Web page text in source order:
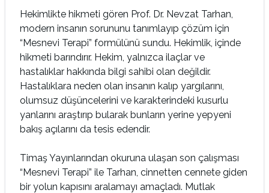
Hekimlikte hikmeti gören Prof. Dr. Nevzat Tarhan,
modern insanın sorununu tanımlayıp çözüm için
“Mesnevi Terapi” formülünü sundu. Hekimlik, içinde
hikmeti barındırır. Hekim, yalnızca ilaçlar ve
hastalıklar hakkında bilgi sahibi olan değildir.
Hastalıklara neden olan insanın kalıp yargılarını,
olumsuz düşüncelerini ve karakterindeki kusurlu
yanlarını araştırıp bularak bunların yerine yepyeni
bakış açılarını da tesis edendir.
Timaş Yayınlarından okuruna ulaşan son çalışması
“Mesnevi Terapi” ile Tarhan, cinnetten cennete giden
bir yolun kapısını aralamayı amaçladı. Mutlak